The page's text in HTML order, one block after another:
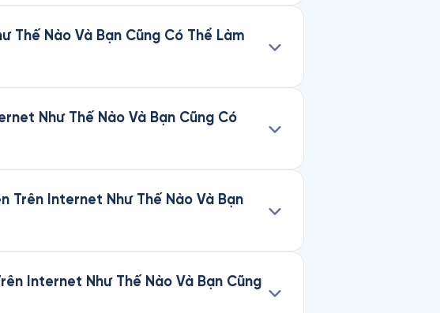
Thế Nào Và Bạn Cũng Có Thể Làm
Như Thế Nào Và Bạn Cũng Có
Trên Internet Như Thế Nào Và Bạn
Internet Như Thế Nào Và Bạn Cũng